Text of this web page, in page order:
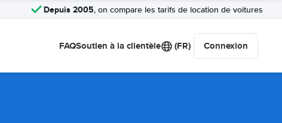
Depuis 2005, on compare les tarifs de location de voitures
FAQSoutien à la clientèle (FR) Connexion